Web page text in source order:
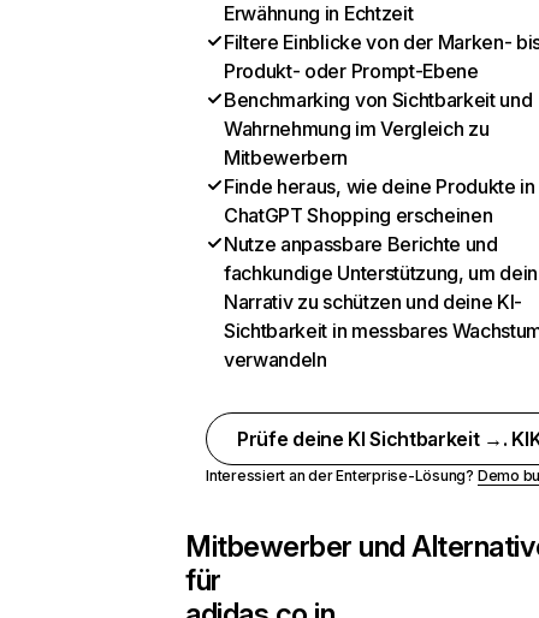
Erwähnung in Echtzeit
Filtere Einblicke von der Marken-
Produkt- oder Prompt-Ebene
Benchmarking von Sichtbarkeit und
Wahrnehmung im Vergleich zu
Mitbewerbern
Finde heraus, wie deine Produkte in
ChatGPT Shopping erscheinen
Nutze anpassbare Berichte und
fachkundige Unterstützung, um dein
Narrativ zu schützen und deine KI-
Sichtbarkeit in messbares
verwandeln
Prüfe deine KI Sichtbarkeit →.
Interessiert an der Enterprise-Lösung? Demo
Mitbewerber und
für